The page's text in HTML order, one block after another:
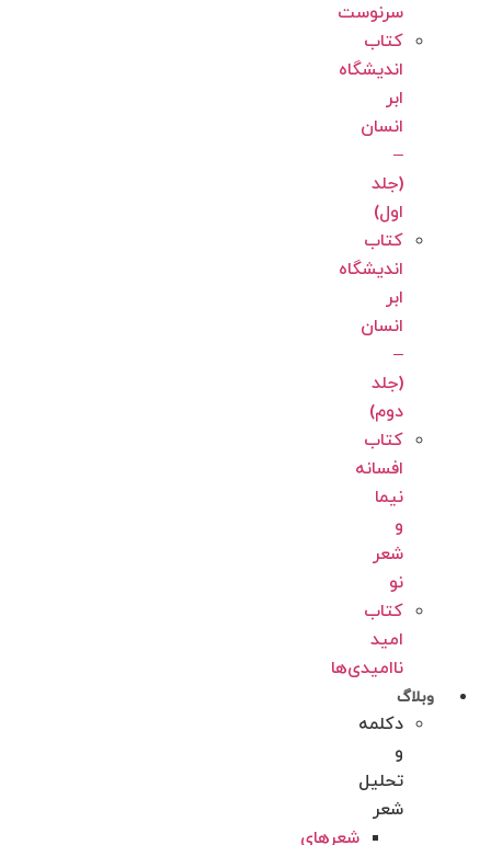
سرنوست
کتاب
اندیشگاه
ابر
انسان
(جلد
اول)
کتاب
اندیشگاه
ابر
انسان
(جلد
دوم)
کتاب
افسانه
نیما
شعر
نو
کتاب
امید
ناامیدی‌‌‌‌ها
وبلاگ
دکلمه
تحلیل
شعر
شعرهای